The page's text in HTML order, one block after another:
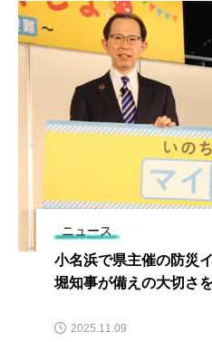
ニュース
小名浜で県主催の防災
堀知事が備えの大切さ
2025.11.09